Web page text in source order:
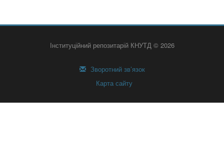
Інституційний репозитарій КНУТД © 2026
Зворотний зв’язок
Карта сайту